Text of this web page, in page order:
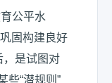
公平水
固构建良好
，是试图对
些“潜规则”